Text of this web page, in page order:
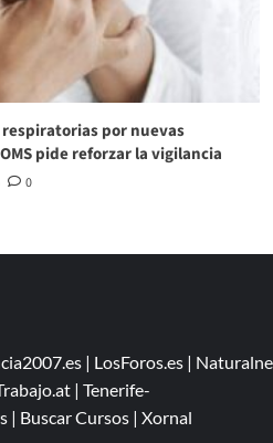
por nuevas
pide reforzar la vigilancia
0
| LosForos.es |
| Tenerife-
| Buscar Cursos | Xornal